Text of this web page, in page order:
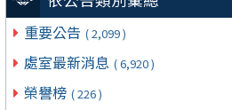
重要公告 ( 2,099 )
處室最新消息 ( 6,920 )
榮譽榜 ( 226 )